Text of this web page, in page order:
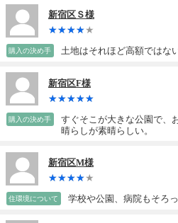
新宿区Ｓ様
購入の決め手 土地はそれほど高額ではな
新宿区F様
購入の決め手
すぐそこが大きな公園で、
晴らしが素晴らしい。
新宿区M様
住環境について 学校や公園、病院もそろっ